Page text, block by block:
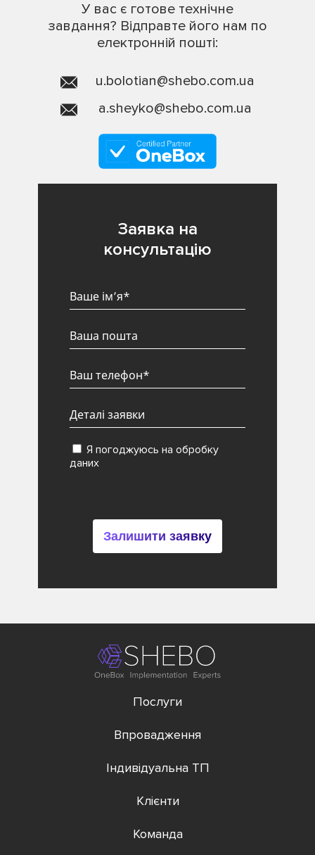
У вас є готове технічне
завдання? Відправте його нам по
електронній пошті:
u.bolotian@shebo.com.ua
a.sheyko@shebo.com.ua
Заявка на
консультацію
Я погоджуюсь на обробку
даних
Залишити заявку
Послуги
Впровадження
Індивідуальна ТП
Клієнти
Команда